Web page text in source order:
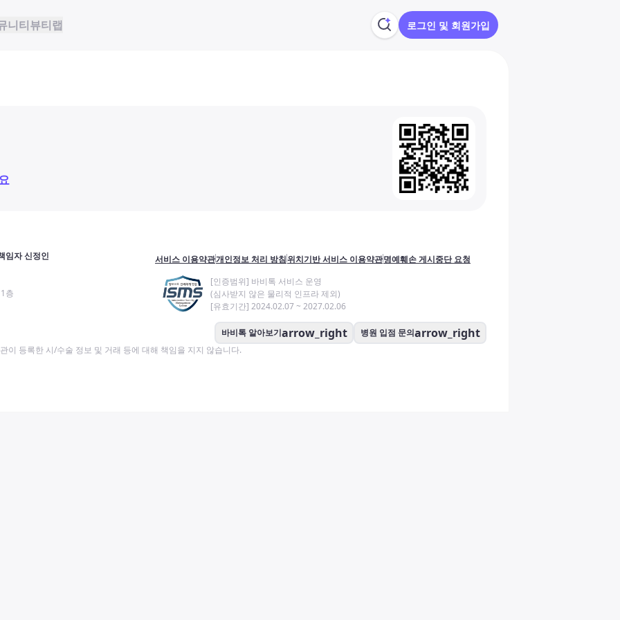
니티뷰티랩 로그인 및 회원가입
임자 신정인
층
서비스 이용약관개인정보 처리 방침위치기반 서비스 이용약관명예훼손 게시중단 요청
[인증범위] 바비톡 서비스 운영
(심사받지 않은 물리적 인프라 제외)
[유효기간] 2024.02.07 ~ 2027.02.06
바비톡 알아보기arrow_right 병원 입점 문의arrow_right
이 등록한 시/수술 정보 및 거래 등에 대해 책임을 지지 않습니다.